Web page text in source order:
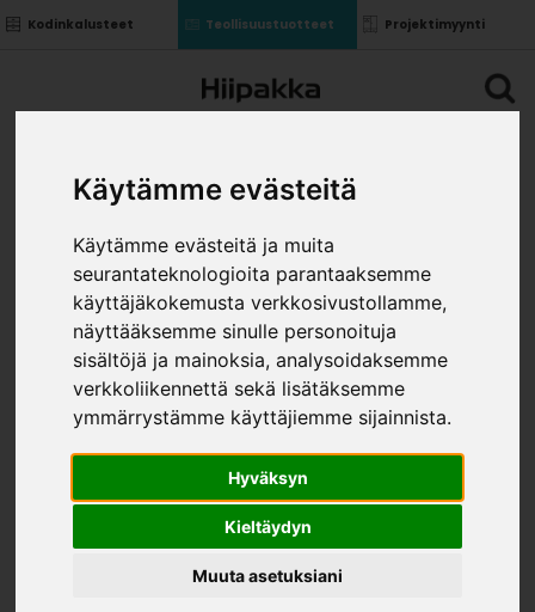
Käytämme evästeitä
Käytämme evästeitä ja muita
seurantateknologioita parantaaksemme
käyttäjäkokemusta verkkosivustollamme,
näyttääksemme sinulle personoituja
sisältöjä ja mainoksia, analysoidaksemme
verkkoliikennettä sekä lisätäksemme
ymmärrystämme käyttäjiemme sijainnista.
Hyväksyn
Kieltäydyn
Muuta asetuksiani
Kodinkalusteet Teollisuustuotteet Projektimyynti